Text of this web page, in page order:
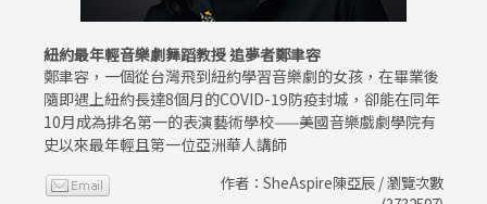
紐約最年輕音樂劇舞蹈教授 追夢者鄭聿容
鄭聿容，一個從台灣飛到紐約學習音樂劇的女孩，在畢業後
隨即遇上紐約長達8個月的COVID-19防疫封城，卻能在同年
10月成為排名第一的表演藝術學校——美國音樂戲劇學院有
史以來最年輕且第一位亞洲華人講師
作者：SheAspire陳亞辰 / 瀏覽次數